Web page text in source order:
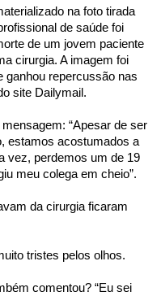
na foto tirada
de saúde foi
de um jovem paciente
cirurgia. A imagem foi
ganhou repercussão nas
site Dailymail.
“Apesar de ser
estamos acostumados a
vez, perdemos um de 19
meu colega em cheio”.
da cirurgia ficaram
tristes pelos olhos.
comentou? “Eu sei